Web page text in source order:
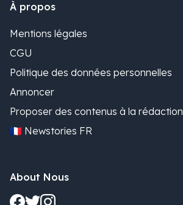
À propos
Mentions légales
CGU
Politique des données personnelles
Annoncer
Proposer des contenus à la rédaction
🇫🇷 Newstories FR
About Nous